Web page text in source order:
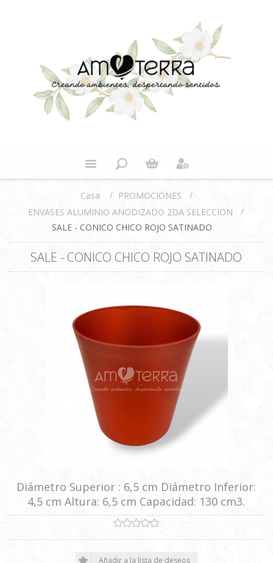
Casa / PROMOCIONES
/
ENVASES ALUMINIO ANODIZADO 2DA SELECCION
/
SALE - CONICO CHICO ROJO SATINADO
SALE - CONICO CHICO ROJO SATINADO
Diámetro Superior : 6,5 cm Diámetro Inferior:
4,5 cm Altura: 6,5 cm Capacidad: 130 cm3.